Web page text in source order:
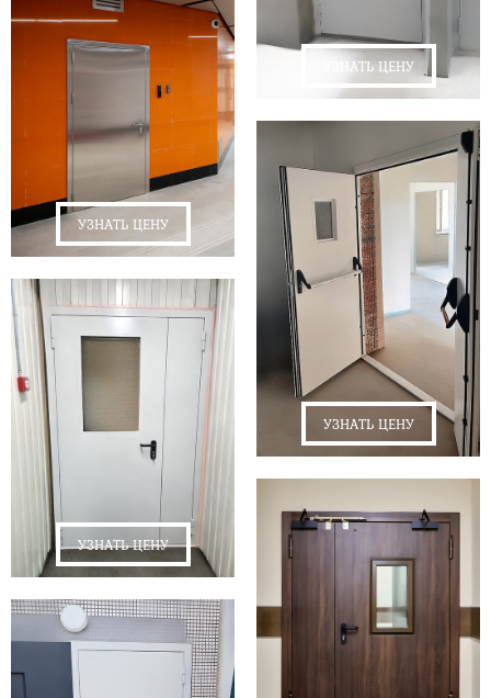
УЗНАТЬ ЦЕНУ
УЗНАТЬ ЦЕНУ
УЗНАТЬ ЦЕНУ
УЗНАТЬ ЦЕНУ